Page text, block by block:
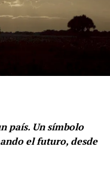
país. Un símbolo
el futuro, desde